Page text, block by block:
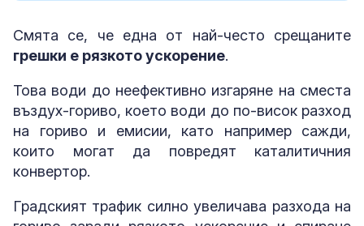
Смята се, че една от най-често срещаните
грешки е рязкото ускорение.
Това води до неефективно изгаряне на сместа
въздух-гориво, което води до по-висок разход
на гориво и емисии, като например сажди,
които могат да повредят каталитичния
конвертор.
Градският трафик силно увеличава разхода на